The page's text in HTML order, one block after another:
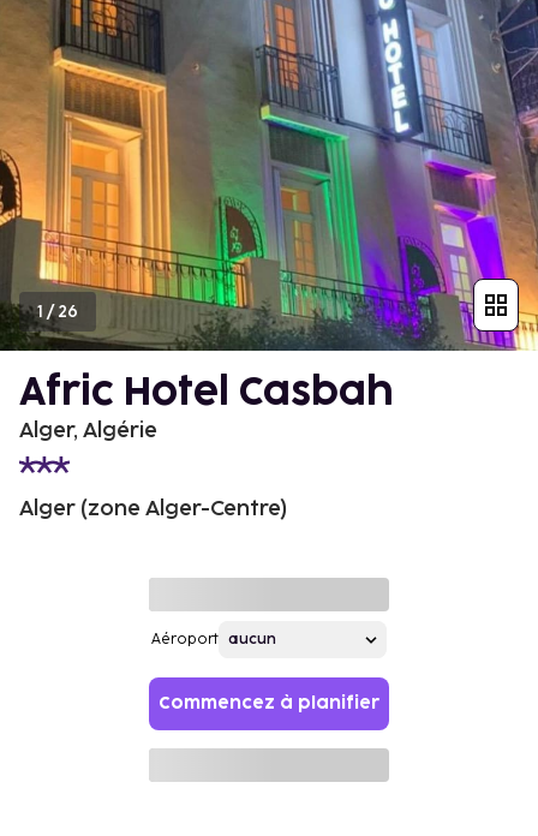
1 /26
Afric Hotel Casbah
Alger, Algérie
Alger (zone Alger-Centre)
Aéroport
Commencez à planifier